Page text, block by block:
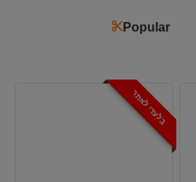
Popular
בלעדי לאתר